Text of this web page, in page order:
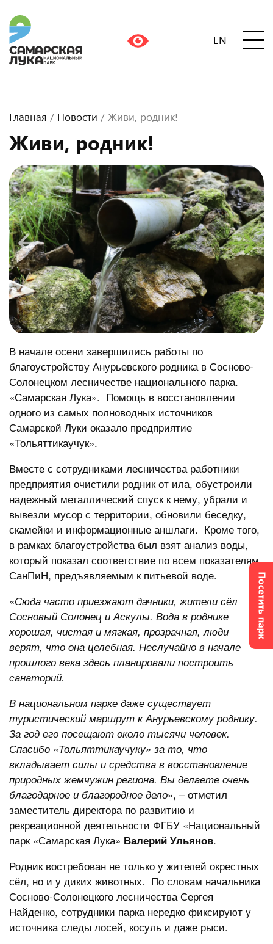
EN
Главная / Новости / Живи, родник!
Живи, родник!
В начале осени завершились работы по
благоустройству Анурьевского родника в Сосново-
Солонецком лесничестве национального парка.
«Самарская Лука». Помощь в восстановлении
одного из самых полноводных источников
Самарской Луки оказало предприятие
«Тольяттикаучук».
Вместе с сотрудниками лесничества работники
предприятия очистили родник от ила, обустроили
надежный металлический спуск к нему, убрали и
вывезли мусор с территории, обновили беседку,
скамейки и информационные аншлаги. Кроме того,
в рамках благоустройства был взят анализ воды,
который показал соответствие по всем показателям
СанПиН, предъявляемым к питьевой воде.
«Сюда часто приезжают дачники, жители сёл
Сосновый Солонец и Аскулы. Вода в роднике
хорошая, чистая и мягкая, прозрачная, люди
верят, что она целебная. Неслучайно в начале
прошлого века здесь планировали построить
санаторий.
В национальном парке даже существует
туристический маршрут к Анурьевскому роднику.
За год его посещают около тысячи человек.
Спасибо «Тольяттикаучуку» за то, что
вкладывает силы и средства в восстановление
природных жемчужин региона. Вы делаете очень
благодарное и благородное дело», – отметил
заместитель директора по развитию и
рекреационной деятельности ФГБУ «Национальный
парк «Самарская Лука» Валерий Ульянов.
Родник востребован не только у жителей окрестных
сёл, но и у диких животных. По словам начальника
Сосново-Солонецкого лесничества Сергея
Найденко, сотрудники парка нередко фиксируют у
источника следы лосей, косуль и даже рыси.